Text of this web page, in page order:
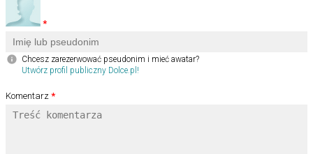
Chcesz zarezerwować pseudonim i mieć awatar?
Utwórz profil publiczny Dolce.pl!
Komentarz